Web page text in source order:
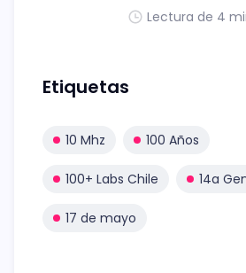
Lectura de 4
Etiquetas
10 Mhz 100 Años
100+ Labs Chile 14a
17 de mayo